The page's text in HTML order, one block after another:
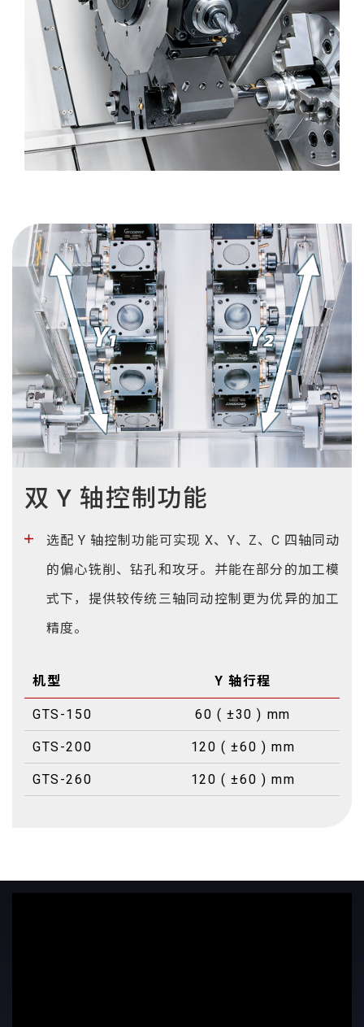
双 Y 轴控制功能
选配 Y 轴控制功能可实现 X、Y、Z、C 四轴同动
的偏心铣削、钻孔和攻牙。并能在部分的加工模
式下，提供较传统三轴同动控制更为优异的加工
精度。
机型 Y 轴行程
GTS-150 60 ( ±30 ) mm
GTS-200 120 ( ±60 ) mm
GTS-260 120 ( ±60 ) mm